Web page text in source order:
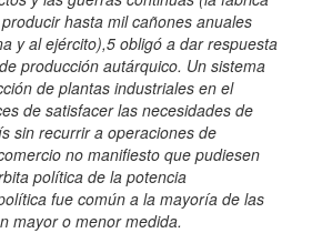
hasta mil cañones anuales
y al ejército),5 obligó a dar respuesta
producción autárquico. Un sistema
de plantas industriales en el
de satisfacer las necesidades de
sin recurrir a operaciones de
no manifiesto que pudiesen
política de la potencia
fue común a la mayoría de las
mayor o menor medida.